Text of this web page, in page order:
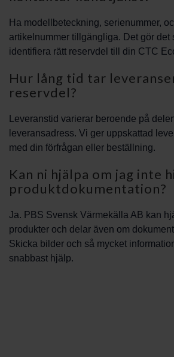
Ha modellbeteckning, serienummer,
artikelnummer tillgängliga. Det gör det
identifiera rätt reservdel till din CTC
Hur lång tid tar
reservdel?
Leveranstid varierar beroende på
leveransadress. Vi ger uppskattad
med din förfrågan eller beställning.
Kan ni hjälpa om jag inte
produktdokumentation?
Ja. PBS Svensk Värmekälla AB kan
produkter och delar även om
Skicka bilder och så mycket
snabbast hjälp.